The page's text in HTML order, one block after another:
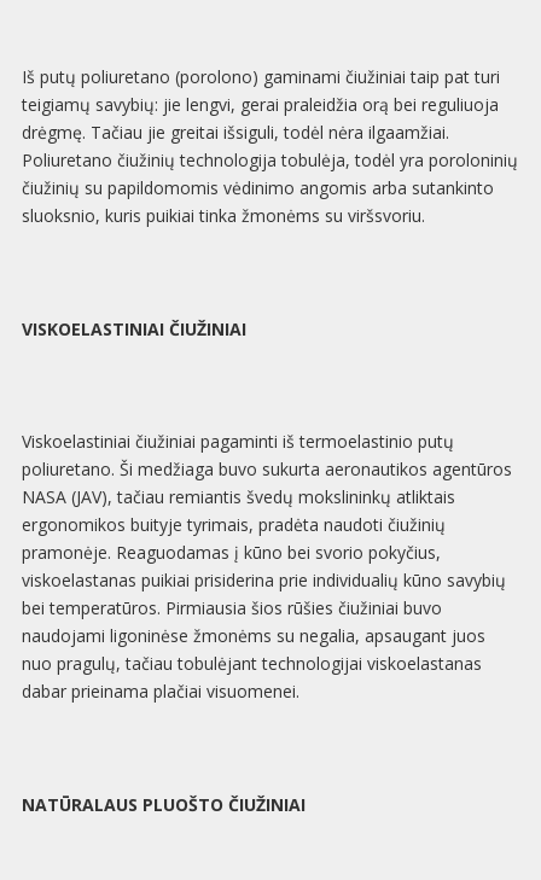
Iš putų poliuretano (porolono) gaminami čiužiniai taip pat turi
teigiamų savybių: jie lengvi, gerai praleidžia orą bei reguliuoja
drėgmę. Tačiau jie greitai išsiguli, todėl nėra ilgaamžiai.
Poliuretano čiužinių technologija tobulėja, todėl yra poroloninių
čiužinių su papildomomis vėdinimo angomis arba sutankinto
sluoksnio, kuris puikiai tinka žmonėms su viršsvoriu.
VISKOELASTINIAI ČIUŽINIAI
Viskoelastiniai čiužiniai pagaminti iš termoelastinio putų
poliuretano. Ši medžiaga buvo sukurta aeronautikos agentūros
NASA (JAV), tačiau remiantis švedų mokslininkų atliktais
ergonomikos buityje tyrimais, pradėta naudoti čiužinių
pramonėje. Reaguodamas į kūno bei svorio pokyčius,
viskoelastanas puikiai prisiderina prie individualių kūno savybių
bei temperatūros. Pirmiausia šios rūšies čiužiniai buvo
naudojami ligoninėse žmonėms su negalia, apsaugant juos
nuo pragulų, tačiau tobulėjant technologijai viskoelastanas
dabar prieinama plačiai visuomenei.
NATŪRALAUS PLUOŠTO ČIUŽINIAI